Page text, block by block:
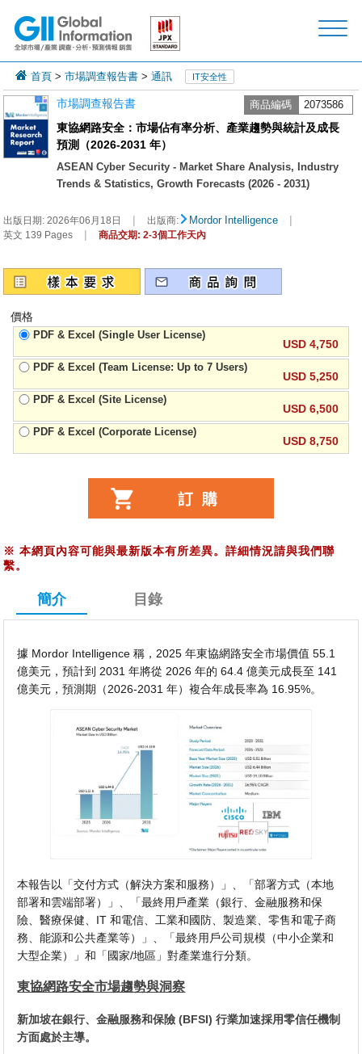
首頁 >市場調查報告書 >通訊 IT安全性
市場調查報告書 商品編碼 2073586
東協網路安全：市場佔有率分析、產業趨勢與統計及成長
預測（2026-2031 年）
ASEAN Cyber Security - Market Share Analysis, Industry
Trends & Statistics, Growth Forecasts (2026 - 2031)
出版日期:2026年06月18日 | 出版商: Mordor Intelligence |
英文 139 Pages | 商品交期: 2-3個工作天內
價格
PDF & Excel (Single User License)
USD 4,750
PDF & Excel (Team License: Up to 7 Users)
USD 5,250
PDF & Excel (Site License)
USD 6,500
PDF & Excel (Corporate License)
USD 8,750
※ 本網頁內容可能與最新版本有所差異。詳細情況請與我們聯
繫。
簡介 目錄
據 Mordor Intelligence 稱，2025 年東協網路安全市場價值 55.1
億美元，預計到 2031 年將從 2026 年的 64.4 億美元成長至 141
億美元，預測期（2026-2031 年）複合年成長率為 16.95%。
本報告以「交付方式（解決方案和服務）」、「部署方式（本地
部署和雲端部署）」、「最終用戶產業（銀行、金融服務和保
險、醫療保健、IT 和電信、工業和國防、製造業、零售和電子商
務、能源和公共產業等）」、「最終用戶公司規模（中小企業和
大型企業）」和「國家/地區」對產業進行分類。
東協網路安全市場趨勢與洞察
新加坡在銀行、金融服務和保險 (BFSI) 行業加速採用零信任機制
方面處於主導。